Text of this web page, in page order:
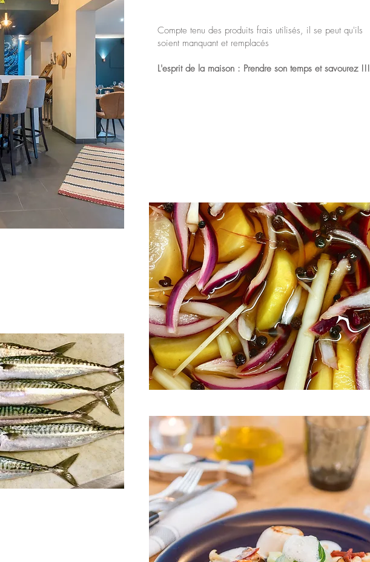
Compte tenu des produits frais utilisés, il se peut qu'ils
soient manquant et remplacés
L'esprit de la maison : Prendre son temps et savourez !!!